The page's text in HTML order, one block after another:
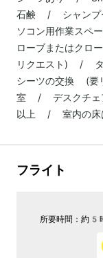
石鹸 / シャンプ
ソコン用作業ス
ローブまたはク
リクエスト) /
シーツの交換 (要
室 / デスク
以上 / 室内の床
フライト
所要時間： 約5